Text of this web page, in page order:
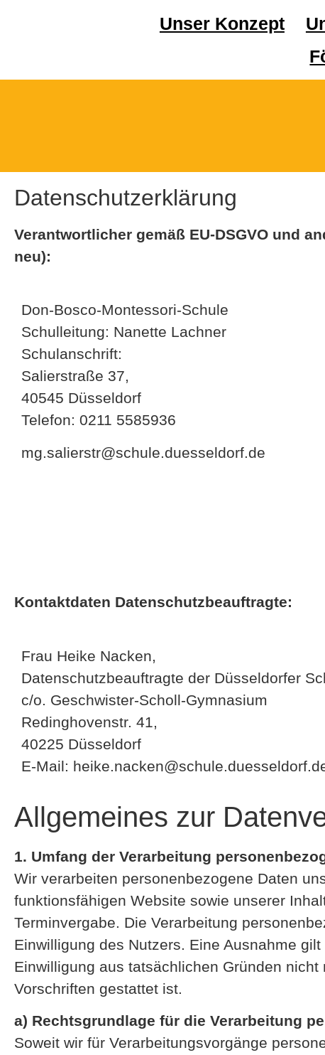
Unser Konzept
Datenschutzerklärung
Verantwortlicher gemäß EU-DSGVO und
neu):
Don-Bosco-Montessori-Schule
Schulleitung: Nanette Lachner
Schulanschrift:
Salierstraße 37,
40545 Düsseldorf
Telefon: 0211 5585936
mg.salierstr@schule.duesseldorf.de
Kontaktdaten Datenschutzbeauftragte:
Frau Heike Nacken,
Datenschutzbeauftragte der Düsseldorfer
c/o. Geschwister-Scholl-Gymnasium
Redinghovenstr. 41,
40225 Düsseldorf
E-Mail:
Allgemeines zur
1. Umfang der Verarbeitung
Wir verarbeiten personenbezogene Daten
funktionsfähigen Website sowie unserer
Terminvergabe. Die Verarbeitung
Einwilligung des Nutzers. Eine Ausnahme
Einwilligung aus tatsächlichen Gründen
Vorschriften gestattet ist.
a) Rechtsgrundlage für die Verarbeitung
Soweit wir für Verarbeitungsvorgänge